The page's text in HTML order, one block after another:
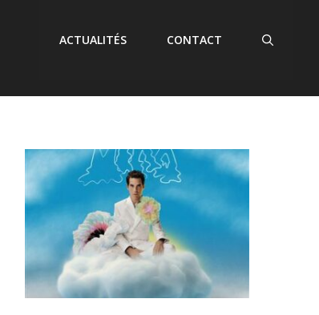
ACTUALITÉS CONTACT